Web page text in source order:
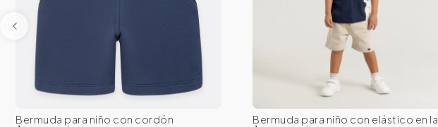
2T 3T 4T 5T 6
Bermuda para niño con cordón 2T 3T 4T 5T 6 7
Bermuda para niño con elástico en la